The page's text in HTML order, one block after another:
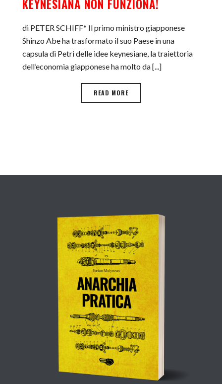
KEYNESIANA NON FUNZIONA!
di PETER SCHIFF* Il primo ministro giapponese
Shinzo Abe ha trasformato il suo Paese in una
capsula di Petri delle idee keynesiane, la traiettoria
dell’economia giapponese ha molto da [...]
READ MORE